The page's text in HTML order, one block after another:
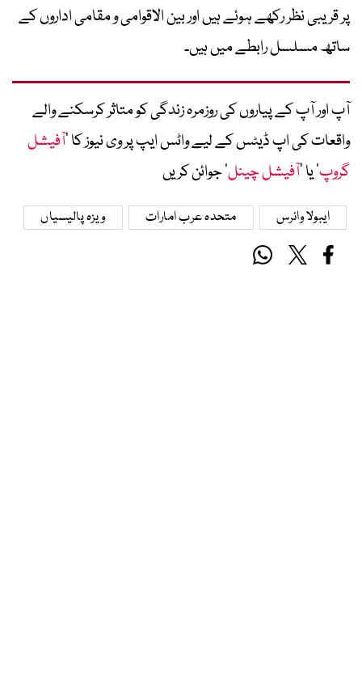
پر قریبی نظر رکھے ہوئے ہیں اور بین الاقوامی و مقامی اداروں کے
ساتھ مسلسل رابطے میں ہیں۔
آپ اور آپ کے پیاروں کی روزمرہ زندگی کو متاثر کرسکنے والے
واقعات کی اپ ڈیٹس کے لیے واٹس ایپ پر وی نیوز کا ’آفیشل
گروپ‘ یا ’آفیشل چینل‘ جوائن کریں
ایبولا وائرس متحدہ عرب امارات ویزہ پالیسیاں